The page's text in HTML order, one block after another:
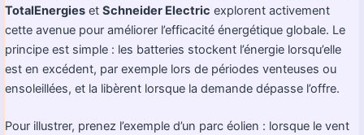
TotalEnergies et Schneider Electric explorent activement
cette avenue pour améliorer l’efficacité énergétique globale. Le
principe est simple : les batteries stockent l’énergie lorsqu’elle
est en excédent, par exemple lors de périodes venteuses ou
ensoleillées, et la libèrent lorsque la demande dépasse l’offre.
Pour illustrer, prenez l’exemple d’un parc éolien : lorsque le vent